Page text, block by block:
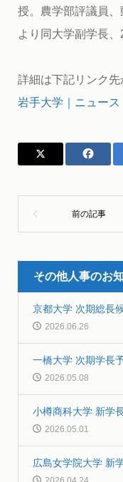
授。農学部評議員
より同大学副学長
詳細は下記リンク先
岩手大学｜ニュース
その他人事のお
京都大学 次期総長
2026.06.26
一橋大学 次期学長
2026.05.08
小樽商科大学 新学
2026.05.01
広島女学院大学 新